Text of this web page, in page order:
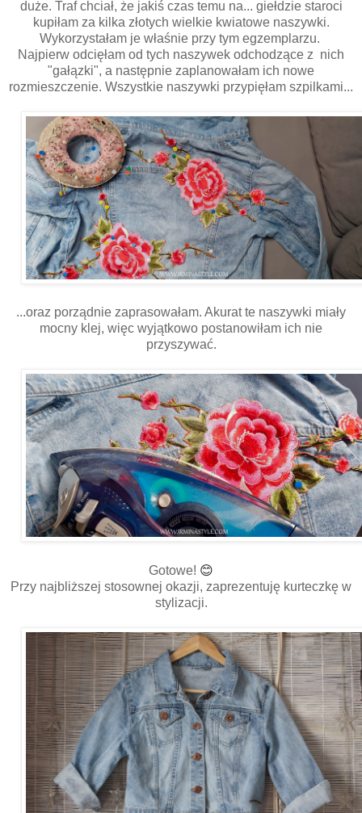
duże. Traf chciał, że jakiś czas temu na... giełdzie staroci
kupiłam za kilka złotych wielkie kwiatowe naszywki.
Wykorzystałam je właśnie przy tym egzemplarzu.
Najpierw odcięłam od tych naszywek odchodzące z nich
"gałązki", a następnie zaplanowałam ich nowe
rozmieszczenie. Wszystkie naszywki przypięłam szpilkami...
...oraz porządnie zaprasowałam. Akurat te naszywki miały
mocny klej, więc wyjątkowo postanowiłam ich nie
przyszywać.
Gotowe! 😊
Przy najbliższej stosownej okazji, zaprezentuję kurteczkę w
stylizacji.